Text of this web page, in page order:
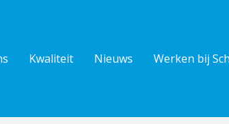
Kwaliteit Nieuws Werken bij